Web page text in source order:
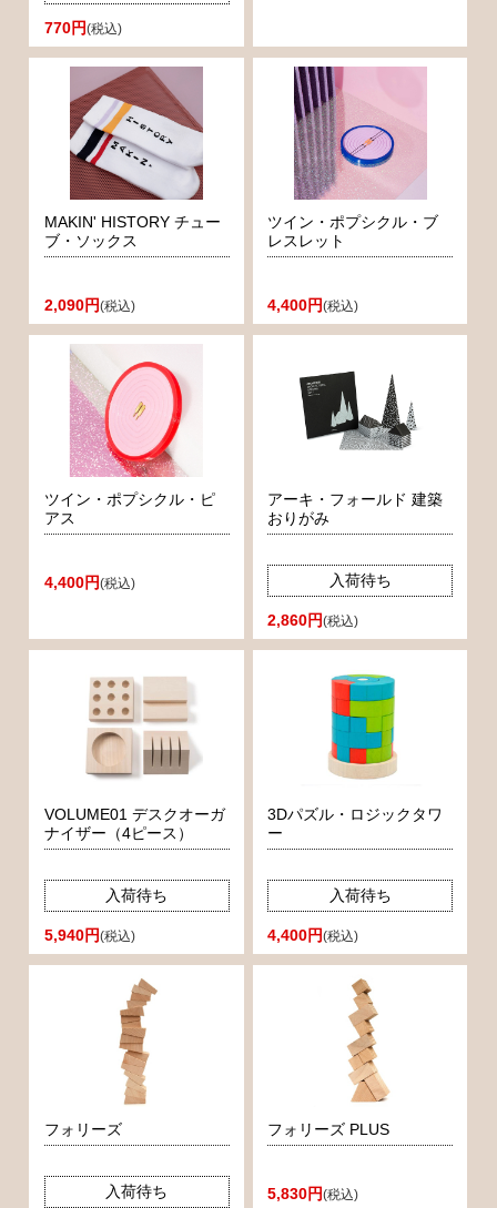
770円(税込)
MAKIN' HISTORY チュー
ブ・ソックス
2,090円(税込)
ツイン・ポプシクル・ブ
レスレット
4,400円(税込)
ツイン・ポプシクル・ピ
アス
4,400円(税込)
アーキ・フォールド 建築
おりがみ
入荷待ち
2,860円(税込)
VOLUME01 デスクオーガ
ナイザー（4ピース）
入荷待ち
5,940円(税込)
3Dパズル・ロジックタワ
ー
入荷待ち
4,400円(税込)
フォリーズ
入荷待ち
フォリーズ PLUS
5,830円(税込)